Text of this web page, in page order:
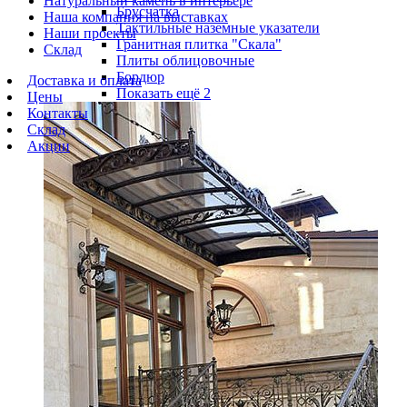
Брусчатка
Тактильные наземные указатели
Гранитная плитка "Скала"
Плиты облицовочные
Бордюр
Показать ещё 2
Наша компания на выставках
Наши проекты
Склад
Доставка и оплата
Цены
Контакты
Склад
Акции